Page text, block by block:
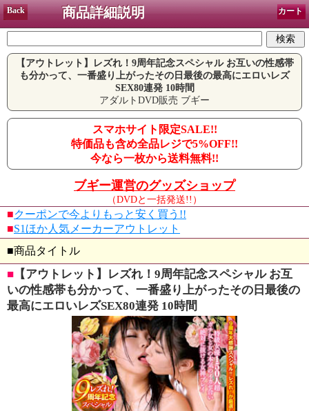
Back 商品詳細説明 カート
【アウトレット】レズれ！9周年記念スペシャル お互いの性感帯
も分かって、一番盛り上がったその日最後の最高にエロいレズ
SEX80連発 10時間
アダルトDVD販売 ブギー
スマホサイト限定SALE!!
特価品も含め全品レジで5%OFF!!
今なら一枚から送料無料!!
ブギー運営のグッズショップ
（DVDと一括発送!!）
■クーポンで今よりもっと安く買う!!
■S1ほか人気メーカーアウトレット
■商品タイトル
■ 【アウトレット】レズれ！9周年記念スペシャル お互
いの性感帯も分かって、一番盛り上がったその日最後の
最高にエロいレズSEX80連発 10時間